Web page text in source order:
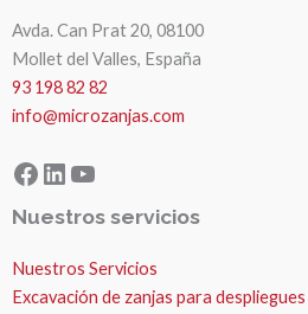
Avda. Can Prat 20, 08100
Mollet del Valles, España
93 198 82 82
info@microzanjas.com
Facebook
LinkedIn
YouTube
Nuestros servicios
Nuestros Servicios
Excavación de zanjas para